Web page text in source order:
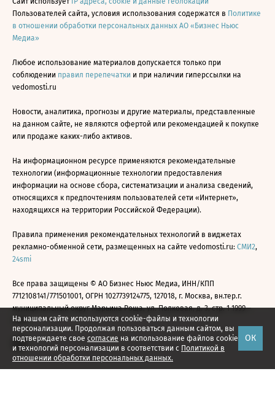
На нашем сайте используются cookie-файлы и технологии
персонализации. Продолжая пользоваться данным сайтом, вы
подтверждаете свое согласие на использование файлов cookie
и технологий персонализации в соответствии с Политикой в
отношении обработки персональных данных.
ОК
Пользователей сайта, условия использования содержатся в Политике
в отношении обработки персональных данных АО «Бизнес Ньюс
Медиа»
Любое использование материалов допускается только при
соблюдении правил перепечатки и при наличии гиперссылки на
vedomosti.ru
Новости, аналитика, прогнозы и другие материалы, представленные
на данном сайте, не являются офертой или рекомендацией к покупке
или продаже каких-либо активов.
На информационном ресурсе применяются рекомендательные
технологии (информационные технологии предоставления
информации на основе сбора, систематизации и анализа сведений,
относящихся к предпочтениям пользователей сети «Интернет»,
находящихся на территории Российской Федерации).
Правила применения рекомендательных технологий в виджетах
рекламно-обменной сети, размещенных на сайте vedomosti.ru: СМИ2,
24smi
Все права защищены © АО Бизнес Ньюс Медиа, ИНН/КПП
7712108141/771501001, ОГРН 1027739124775, 127018, г. Москва, вн.тер.г.
муниципальный округ Марьина Роща, ул. Полковая, д. 3, стр. 1 1999—
2026